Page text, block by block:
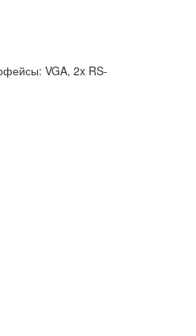
VGA, 2x RS-